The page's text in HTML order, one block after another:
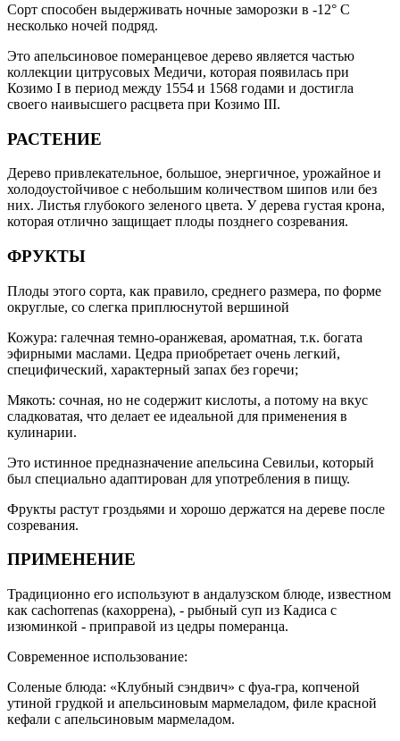
Сорт способен выдерживать ночные заморозки в -12° C
несколько ночей подряд.
Это апельсиновое померанцевое дерево является частью
коллекции цитрусовых Медичи, которая появилась при
Козимо I в период между 1554 и 1568 годами и достигла
своего наивысшего расцвета при Козимо III.
РАСТЕНИЕ
Дерево привлекательное, большое, энергичное, урожайное и
холодоустойчивое с небольшим количеством шипов или без
них. Листья глубокого зеленого цвета. У дерева густая крона,
которая отлично защищает плоды позднего созревания.
ФРУКТЫ
Плоды этого сорта, как правило, среднего размера, по форме
округлые, со слегка приплюснутой вершиной
Кожура: галечная темно-оранжевая, ароматная, т.к. богата
эфирными маслами. Цедра приобретает очень легкий,
специфический, характерный запах без горечи;
Мякоть: сочная, но не содержит кислоты, а потому на вкус
сладковатая, что делает ее идеальной для применения в
кулинарии.
Это истинное предназначение апельсина Севильи, который
был специально адаптирован для употребления в пищу.
Фрукты растут гроздьями и хорошо держатся на дереве после
созревания.
ПРИМЕНЕНИЕ
Традиционно его используют в андалузском блюде, известном
как cachorrenas (кахоррена), - рыбный суп из Кадиса с
изюминкой - приправой из цедры померанца.
Современное использование:
Соленые блюда: «Клубный сэндвич» с фуа-гра, копченой
утиной грудкой и апельсиновым мармеладом, филе красной
кефали с апельсиновым мармеладом.